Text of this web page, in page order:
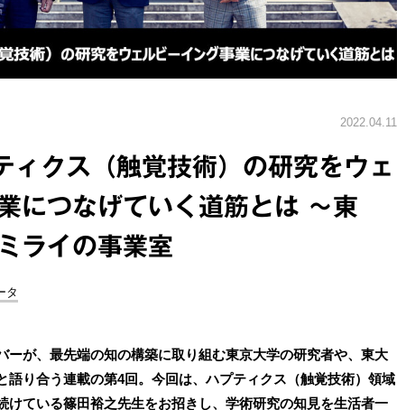
2022.04.11
ィクス（触覚技術）の研究をウェ
につなげていく道筋とは ～東
ライの事業室
タ
ーが、最先端の知の構築に取り組む東京大学の研究者や、東大
語り合う連載の第4回。今回は、ハプティクス（触覚技術）領域
けている篠田裕之先生をお招きし、学術研究の知見を生活者一